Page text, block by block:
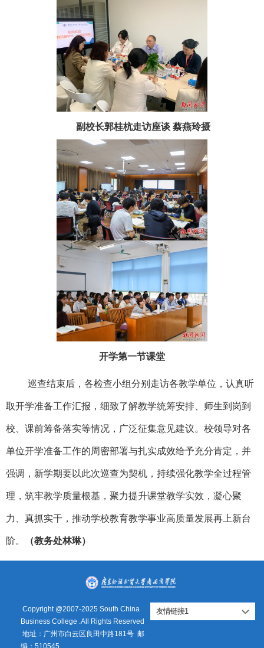
副校长郭桂杭走访座谈 蔡燕玲摄
开学第一节课堂
巡查结束后，各检查小组分别走访各教学单位，认真听
取开学准备工作汇报，细致了解教学统筹安排、师生到岗到
校、课前筹备落实等情况，广泛征集意见建议。校领导对各
单位开学准备工作的周密部署与扎实成效给予充分肯定，并
强调，新学期要以此次巡查为契机，持续强化教学全过程管
理，筑牢教学质量根基，聚力提升课堂教学实效，凝心聚
力、真抓实干，推动学校教育教学事业高质量发展再上新台
阶。 （教务处林琳）
Copyright @2007-2025 South China
Business College .All Rights Reserved
地址：广州市白云区良田中路181号 邮
编：510545
友情链接1